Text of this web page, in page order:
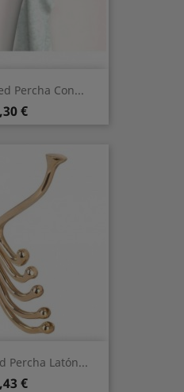
Percha Con...
€
Percha Latón...
€